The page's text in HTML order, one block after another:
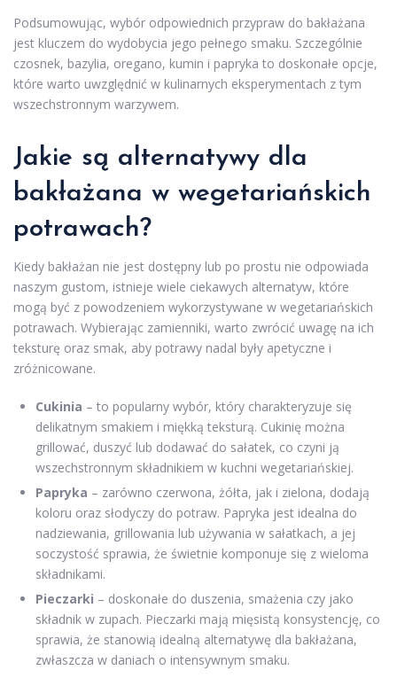
Podsumowując, wybór odpowiednich przypraw do bakłażana
jest kluczem do wydobycia jego pełnego smaku. Szczególnie
czosnek, bazylia, oregano, kumin i papryka to doskonałe opcje,
które warto uwzględnić w kulinarnych eksperymentach z tym
wszechstronnym warzywem.
Jakie są alternatywy dla
bakłażana w wegetariańskich
potrawach?
Kiedy bakłażan nie jest dostępny lub po prostu nie odpowiada
naszym gustom, istnieje wiele ciekawych alternatyw, które
mogą być z powodzeniem wykorzystywane w wegetariańskich
potrawach. Wybierając zamienniki, warto zwrócić uwagę na ich
teksturę oraz smak, aby potrawy nadal były apetyczne i
zróżnicowane.
Cukinia – to popularny wybór, który charakteryzuje się
delikatnym smakiem i miękką teksturą. Cukinię można
grillować, duszyć lub dodawać do sałatek, co czyni ją
wszechstronnym składnikiem w kuchni wegetariańskiej.
Papryka – zarówno czerwona, żółta, jak i zielona, dodają
koloru oraz słodyczy do potraw. Papryka jest idealna do
nadziewania, grillowania lub używania w sałatkach, a jej
soczystość sprawia, że świetnie komponuje się z wieloma
składnikami.
Pieczarki – doskonałe do duszenia, smażenia czy jako
składnik w zupach. Pieczarki mają mięsistą konsystencję, co
sprawia, że stanowią idealną alternatywę dla bakłażana,
zwłaszcza w daniach o intensywnym smaku.